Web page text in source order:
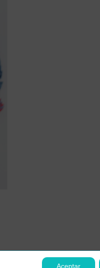
Aviso legal Política de
de accesibilidad
Aceptar